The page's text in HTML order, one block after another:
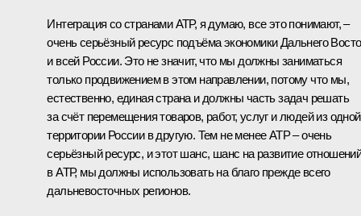
Интеграция со странами АТР, я думаю, все это понимают, –
очень серьёзный ресурс подъёма экономики Дальнего
и всей России. Это не значит, что мы должны заниматься
только продвижением в этом направлении, потому что мы,
естественно, единая страна и должны часть задач решать
за счёт перемещения товаров, работ, услуг и людей из одной
территории России в другую. Тем не менее АТР – очень
серьёзный ресурс, и этот шанс, шанс на развитие
в АТР, мы должны использовать на благо прежде всего
дальневосточных регионов.